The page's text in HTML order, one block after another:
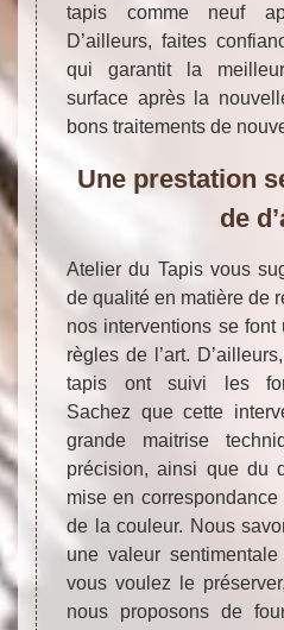
tapis comme neuf
D’ailleurs, faites
qui garantit la
surface après la
bons traitements de
Une prestation
de
Atelier du Tapis vous
de qualité en matière de
nos interventions se
règles de l’art.
tapis ont suivi les
Sachez que cette
grande maitrise
précision, ainsi que du
mise en
de la couleur. Nous
une valeur
vous voulez le
nous proposons de